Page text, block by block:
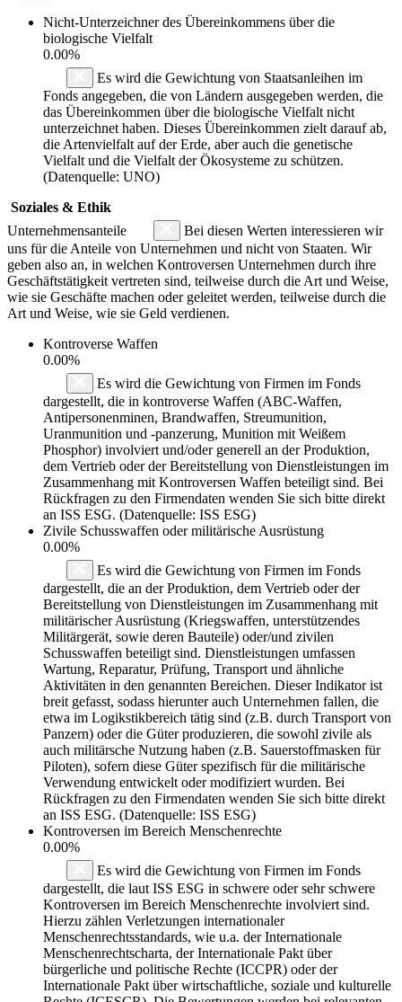
Nicht-Unterzeichner des Übereinkommens über die
biologische Vielfalt
0.00%
Es wird die Gewichtung von Staatsanleihen im
Fonds angegeben, die von Ländern ausgegeben werden, die
das Übereinkommen über die biologische Vielfalt nicht
unterzeichnet haben. Dieses Übereinkommen zielt darauf ab,
die Artenvielfalt auf der Erde, aber auch die genetische
Vielfalt und die Vielfalt der Ökosysteme zu schützen.
(Datenquelle: UNO)
Soziales & Ethik
Unternehmensanteile
Bei diesen Werten interessieren wir
uns für die Anteile von Unternehmen und nicht von Staaten. Wir
geben also an, in welchen Kontroversen Unternehmen durch ihre
Geschäftstätigkeit vertreten sind, teilweise durch die Art und Weise,
wie sie Geschäfte machen oder geleitet werden, teilweise durch die
Art und Weise, wie sie Geld verdienen.
Kontroverse Waffen
0.00%
Es wird die Gewichtung von Firmen im Fonds
dargestellt, die in kontroverse Waffen (ABC-Waffen,
Antipersonenminen, Brandwaffen, Streumunition,
Uranmunition und -panzerung, Munition mit Weißem
Phosphor) involviert und/oder generell an der Produktion,
dem Vertrieb oder der Bereitstellung von Dienstleistungen im
Zusammenhang mit Kontroversen Waffen beteiligt sind. Bei
Rückfragen zu den Firmendaten wenden Sie sich bitte direkt
an ISS ESG. (Datenquelle: ISS ESG)
Zivile Schusswaffen oder militärische Ausrüstung
0.00%
Es wird die Gewichtung von Firmen im Fonds
dargestellt, die an der Produktion, dem Vertrieb oder der
Bereitstellung von Dienstleistungen im Zusammenhang mit
militärischer Ausrüstung (Kriegswaffen, unterstützendes
Militärgerät, sowie deren Bauteile) oder/und zivilen
Schusswaffen beteiligt sind. Dienstleistungen umfassen
Wartung, Reparatur, Prüfung, Transport und ähnliche
Aktivitäten in den genannten Bereichen. Dieser Indikator ist
breit gefasst, sodass hierunter auch Unternehmen fallen, die
etwa im Logikstikbereich tätig sind (z.B. durch Transport von
Panzern) oder die Güter produzieren, die sowohl zivile als
auch militärsche Nutzung haben (z.B. Sauerstoffmasken für
Piloten), sofern diese Güter spezifisch für die militärische
Verwendung entwickelt oder modifiziert wurden. Bei
Rückfragen zu den Firmendaten wenden Sie sich bitte direkt
an ISS ESG. (Datenquelle: ISS ESG)
Kontroversen im Bereich Menschenrechte
0.00%
Es wird die Gewichtung von Firmen im Fonds
dargestellt, die laut ISS ESG in schwere oder sehr schwere
Kontroversen im Bereich Menschenrechte involviert sind.
Hierzu zählen Verletzungen internationaler
Menschenrechtsstandards, wie u.a. der Internationale
Menschenrechtscharta, der Internationale Pakt über
bürgerliche und politische Rechte (ICCPR) oder der
Internationale Pakt über wirtschaftliche, soziale und kulturelle